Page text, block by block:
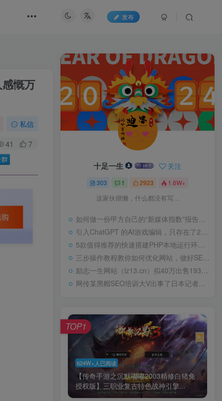
发布
慨万
私信
41 7
十足一生 关注
303 1 2923 1.6W+
这家伙很懒，什么都没有写...
如何做一份甲方自己的“新媒体指数”报告？试试“3-10模型”又一领土回归中国版图，面积4.7平方千米，五处竖界碑宣告主权
引入ChatGPT 的AI游戏编辑，只存在了24小时高中“0分”试卷火了，阅卷老师气得直跳脚，美术老师却谄媚一笑
5款值得推荐的快速搭建PHP本地运行环境Web工具包天下第一淫棍，设计玷污60位女艺人被判入狱29年，仍飞扬跋扈
三步操作教程教你如何优化网站，做好SEO优化
励志一生网站（lz13.cn）拟40万出售1934年，林徽因在耀州城门外，罕见留影，依旧容颜美丽，身姿轻盈
网传某黑帽SEO培训大V出事了日本记者：北方四岛属于哪国？中方的巧妙回答令对方如芒刺背
624W+人已阅读
【传奇手游之沉默嘟嘟2003精修白猪免
授权版】三职业复古特色战神引擎...
TOP1